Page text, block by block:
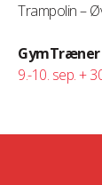
Trampolin –
GymTræner
9.-10. sep. +